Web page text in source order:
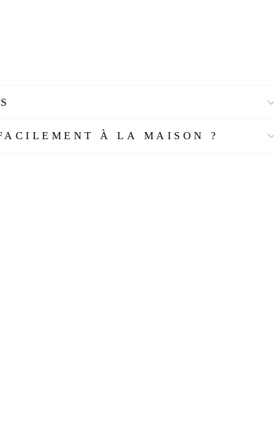
le Prophète (saas) portait une bague en
à Kisra, Kaiser et Najasi. Il a été dit au
Muhammad".
(Ni`mel Kadiru Allahu) sur l'anneau d'Abu
À LA MAISON ?